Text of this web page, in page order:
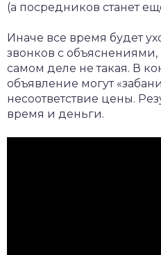
(а посредников станет
Иначе все время будет
звонков с
самом деле не такая. В
объявление могут
несоответствие цены.
время и деньги.